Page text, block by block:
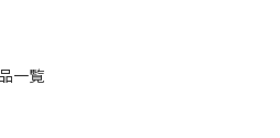
一覧